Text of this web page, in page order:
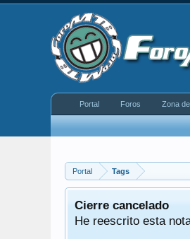
Portal Tags
Cierre cancelado
He reescrito esta
Portal Foros Zona